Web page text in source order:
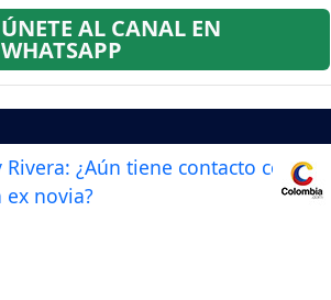
ÚNETE AL CANAL EN
WHATSAPP